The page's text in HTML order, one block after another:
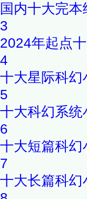
国内十大完
3
2024年起点
4
十大星际科幻
5
十大科幻系统
6
十大短篇科幻
7
十大长篇科幻